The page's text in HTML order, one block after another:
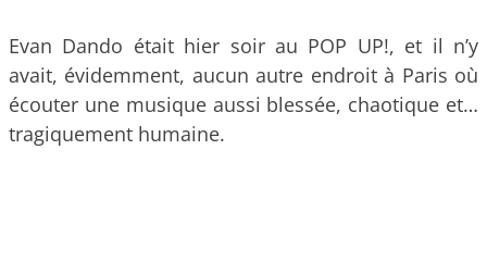
Evan Dando était hier soir au POP UP!, et il n’y
avait, évidemment, aucun autre endroit à Paris où
écouter une musique aussi blessée, chaotique et…
tragiquement humaine.